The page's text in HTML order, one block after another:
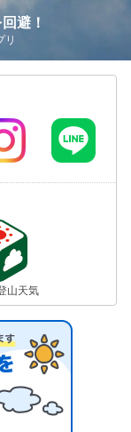
避！
リ
山天気